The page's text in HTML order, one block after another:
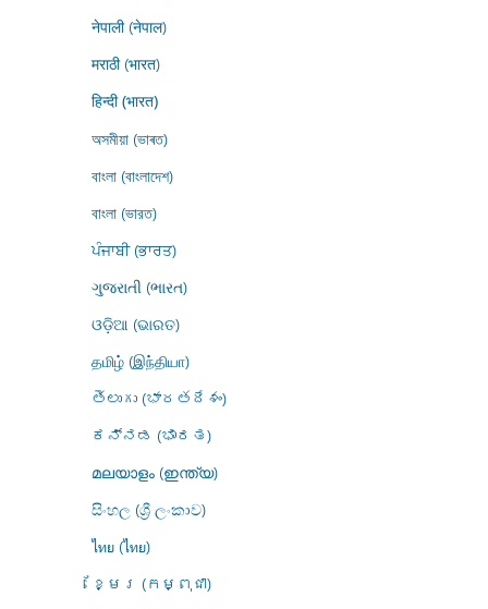
नेपाली (नेपाल)
मराठी (भारत)
हिन्दी (भारत)
অসমীয়া (ভাৰত)
বাংলা (বাংলাদেশ)
বাংলা (ভারত)
ਪੰਜਾਬੀ (ਭਾਰਤ)
ગુજરાતી (ભારત)
ଓଡ଼ିଆ (ଭାରତ)
தமிழ் (இந்தியா)
తెలుగు (భారతదేశం)
ಕನ್ನಡ (ಭಾರತ)
മലയാളം (ഇന്ത്യ)
සිංහල (ශ්‍රී ලංකාව)
ไทย (ไทย)
ខ្មែរ (កម្ពុជា)